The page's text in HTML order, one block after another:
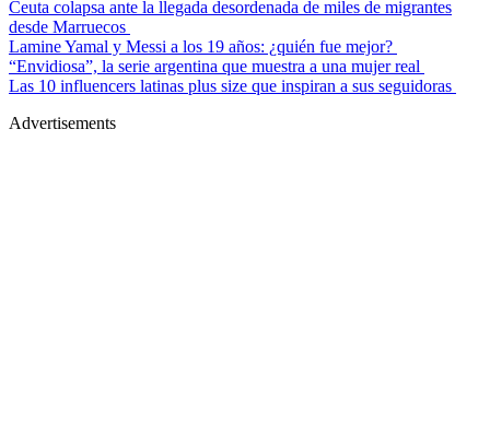
Ceuta colapsa ante la llegada desordenada de miles de migrantes
desde Marruecos
Lamine Yamal y Messi a los 19 años: ¿quién fue mejor?
“Envidiosa”, la serie argentina que muestra a una mujer real
Las 10 influencers latinas plus size que inspiran a sus seguidoras
Advertisements